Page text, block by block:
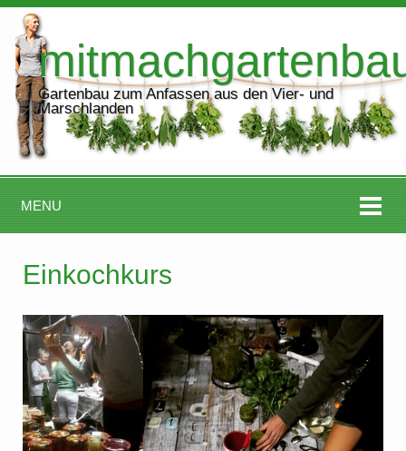
Gartenbau zum Anfassen aus den Vier- und
Marschlanden
MENU
Einkochkurs